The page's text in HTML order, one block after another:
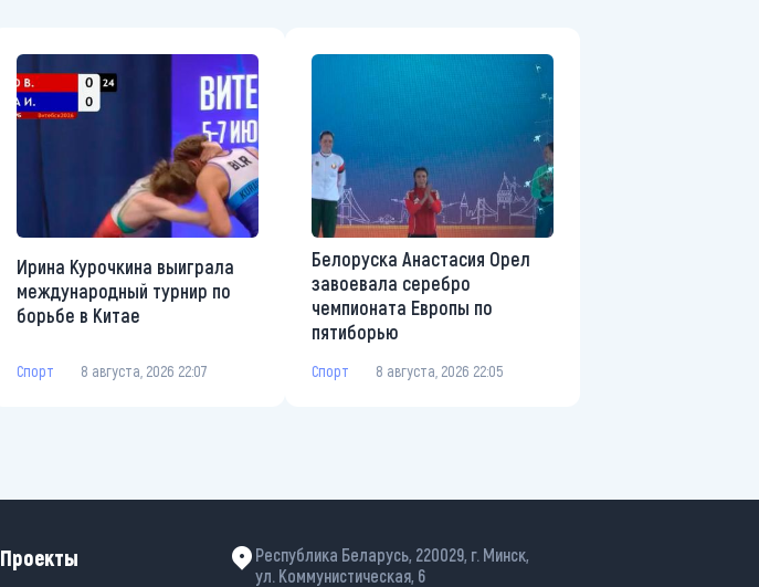
Ирина Курочкина выиграла
международный турнир по
борьбе в Китае
Спорт 8 августа, 2026 22:07
Белоруска Анастасия Орел
завоевала серебро
чемпионата Европы по
пятиборью
Спорт 8 августа, 2026 22:05
Проекты
Республика Беларусь, 220029, г. Минск,
ул. Коммунистическая, 6